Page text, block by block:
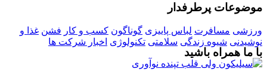
موضوعات پرطرفدار
ورزشی مسافرت لباس پاییزی گوناگون کسب و کار فشن غذا و
نوشیدنی شیوه زندگی سلامتی تکنولوژی اخبار شرکت ها
با ما همراه باشید